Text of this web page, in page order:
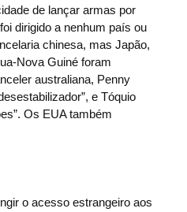
de lançar armas por
dirigido a nenhum país ou
chinesa, mas Japão,
Nova Guiné foram
australiana, Penny
e Tóquio
Os EUA também
o acesso estrangeiro aos